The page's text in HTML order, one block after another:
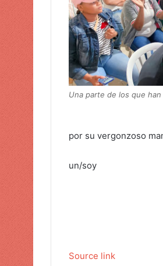
Una parte de los que
por su vergonzoso
un/soy
Source link